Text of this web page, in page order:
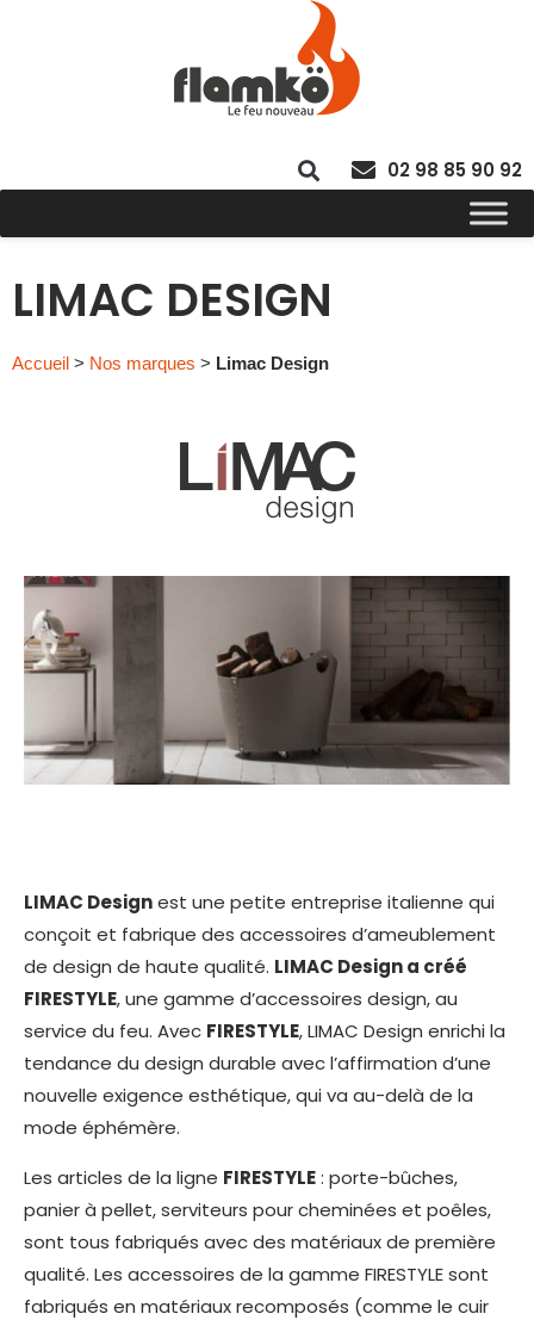
02 98 85 90 92
LIMAC DESIGN
Accueil > Nos marques > Limac Design
LIMAC Designest une petite entreprise italienne qui
conçoit et fabrique des accessoires d’ameublement
de design de haute qualité. LIMAC Design a créé
FIRESTYLE, une gamme d’accessoires design, au
service du feu. Avec FIRESTYLE, LIMAC Design enrichi la
tendance du design durable avec l’affirmation d’une
nouvelle exigence esthétique, qui va au-delà de la
mode éphémère.
Les articles de la ligne FIRESTYLE: porte-bûches,
panier à pellet, serviteurs pour cheminées et poêles,
sont tous fabriqués avec des matériaux de première
qualité. Les accessoires de la gamme FIRESTYLE sont
fabriqués en matériaux recomposés (comme le cuir